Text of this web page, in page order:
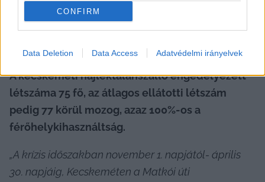
CONFIRM
Data Deletion Data Access Adatvédelmi irányelvek
Maximális kihasználtsággal működik a
kecskeméti hajléktalanszálló
A kecskeméti hajléktalanszálló engedélyezett
létszáma 75 fő, az átlagos ellátotti létszám
pedig 77 körül mozog, azaz 100%-os a
férőhelykihasználtság.
„A krízis időszakban november 1. napjától- április
30. napjáig, Kecskeméten a Matkói úti